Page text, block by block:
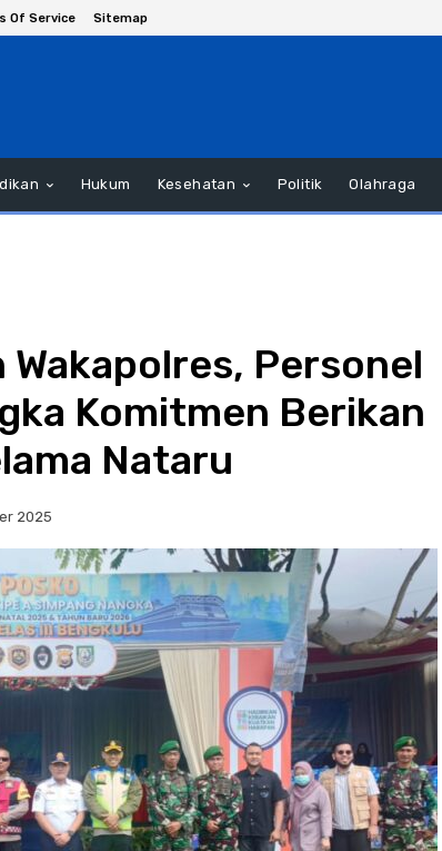
Of Service Sitemap
Hukum Kesehatan Politik Olahraga
Personel
Komitmen Berikan
Nataru
2025